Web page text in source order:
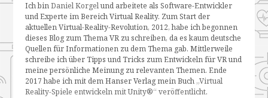
Ich binDaniel Korgelund arbeitete als Software-Entwickler
und Experte im Bereich Virtual Reality. Zum Start der
aktuellen Virtual-Reality-Revolution, 2012, habe ich begonnen
dieses Blog zum Thema VR zu schreiben, da es kaum deutsche
Quellen für Informationen zu dem Thema gab. Mittlerweile
schreibe ich über Tipps und Tricks zum Entwickeln für VR und
meine persönliche Meinung zu relevanten Themen. Ende
2017 habe ich mit dem Hanser Verlag mein Buch „Virtual
Reality-Spiele entwickeln mit Unity®“ veröffentlicht.